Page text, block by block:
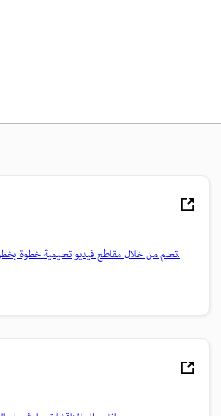
تعلم من خلال مقاطع فيديو تعليمية خطوة بخطوة وإرشادات عملية مباشرة داخل التطبيق.